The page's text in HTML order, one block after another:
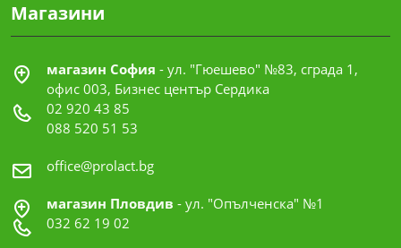
Магазини
магазин София - ул. "Гюешево" №83, сграда 1,
офис 003, Бизнес център Сердика
02 920 43 85
088 520 51 53
office@prolact.bg
магазин Пловдив - ул. "Опълченска" №1
032 62 19 02